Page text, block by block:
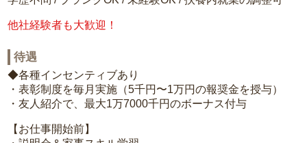
他社経験者も大歓迎！
待遇
◆各種インセンティブあり
・表彰制度を毎月実施（5千円〜1万円の報奨金を授与）
・友人紹介で、最大1万7000千円のボーナス付与
【お仕事開始前】